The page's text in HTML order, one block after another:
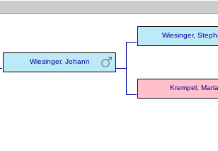
Wiesinger, Johann
Wiesinger,
Krempel, Maria